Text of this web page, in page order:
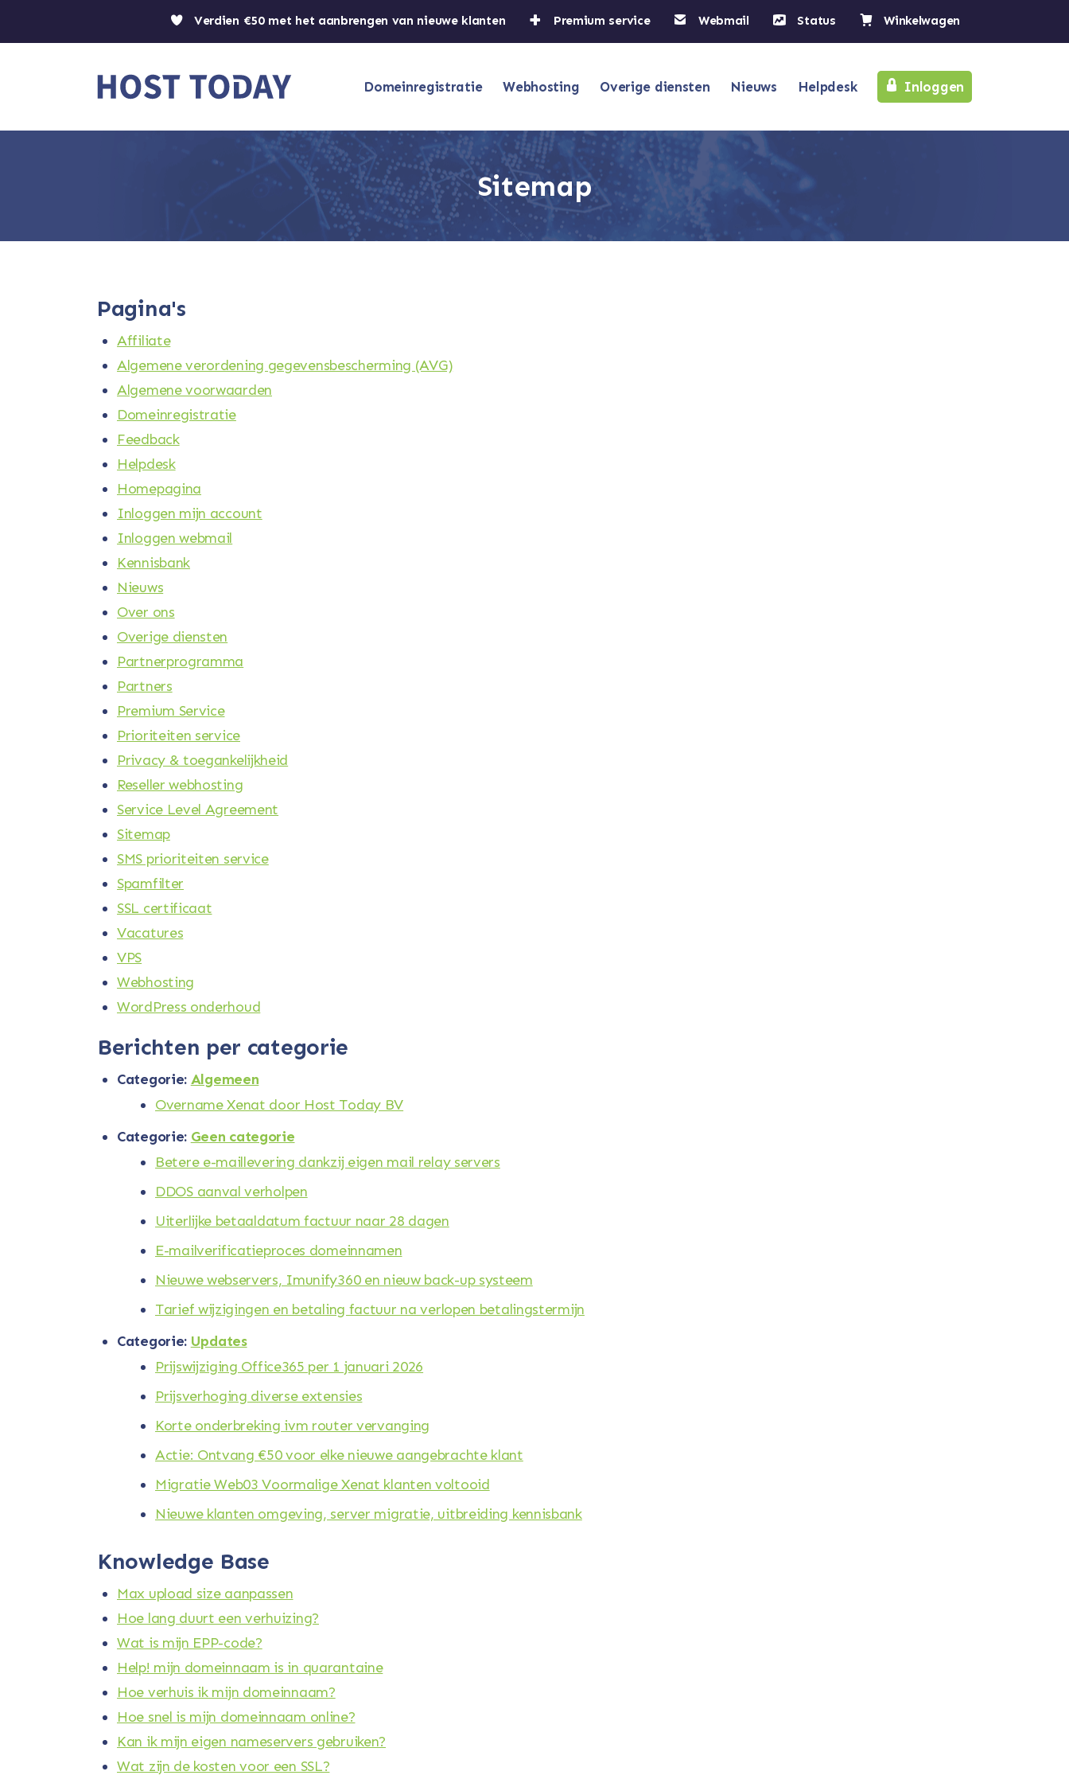
Verdien €50 met het aanbrengen van nieuwe klanten Premium service Webmail Status Winkelwagen
Domeinregistratie Webhosting Overige diensten Nieuws Helpdesk Inloggen
Sitemap
Pagina's
Affiliate
Algemene verordening gegevensbescherming (AVG)
Algemene voorwaarden
Domeinregistratie
Feedback
Helpdesk
Homepagina
Inloggen mijn account
Inloggen webmail
Kennisbank
Nieuws
Over ons
Overige diensten
Partnerprogramma
Partners
Premium Service
Prioriteiten service
Privacy & toegankelijkheid
Reseller webhosting
Service Level Agreement
Sitemap
SMS prioriteiten service
Spamfilter
SSL certificaat
Vacatures
VPS
Webhosting
WordPress onderhoud
Berichten per categorie
Categorie: Algemeen
Overname Xenat door Host Today BV
Categorie: Geen categorie
Betere e-maillevering dankzij eigen mail relay servers
DDOS aanval verholpen
Uiterlijke betaaldatum factuur naar 28 dagen
E-mailverificatieproces domeinnamen
Nieuwe webservers, Imunify360 en nieuw back-up systeem
Tarief wijzigingen en betaling factuur na verlopen betalingstermijn
Categorie: Updates
Prijswijziging Office365 per 1 januari 2026
Prijsverhoging diverse extensies
Korte onderbreking ivm router vervanging
Actie: Ontvang €50 voor elke nieuwe aangebrachte klant
Migratie Web03 Voormalige Xenat klanten voltooid
Nieuwe klanten omgeving, server migratie, uitbreiding kennisbank
Knowledge Base
Max upload size aanpassen
Hoe lang duurt een verhuizing?
Wat is mijn EPP-code?
Help! mijn domeinnaam is in quarantaine
Hoe verhuis ik mijn domeinnaam?
Hoe snel is mijn domeinnaam online?
Kan ik mijn eigen nameservers gebruiken?
Wat zijn de kosten voor een SSL?